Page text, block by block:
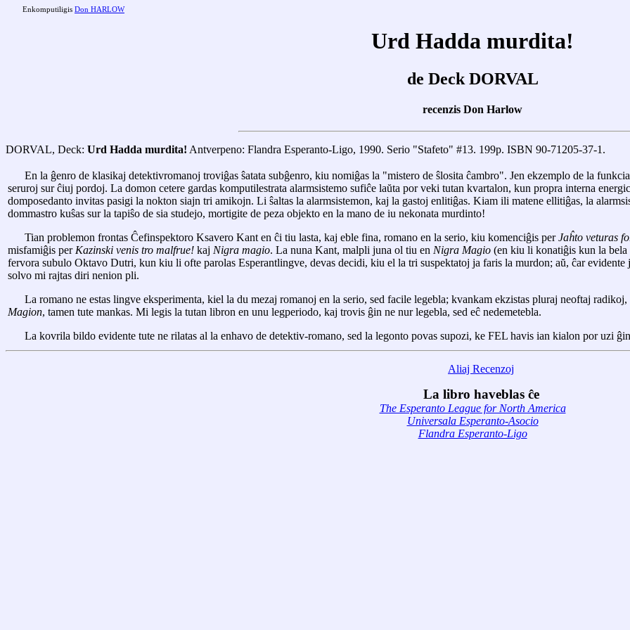
Enkomputiligis Don HARLOW
Urd Hadda murdita!
de Deck DORVAL
recenzis Don Harlow
DORVAL, Deck: Urd Hadda murdita! Antverpeno: Flandra Esperanto-Ligo, 1990. Serio "Stafeto" #13. 199p. ISBN 90-71205-37-1.
En la ĝenro de klasikaj detektivromanoj troviĝas ŝatata subĝenro, kiu nomiĝas la "mistero de ŝlosita ĉambro". Jen ekzemplo de la
seruroj sur ĉiuj pordoj. La domon cetere gardas komputilestrata alarmsistemo sufiĉe laŭta por veki tutan kvartalon, kun propra interna
domposedanto invitas pasigi la nokton siajn tri amikojn. Li ŝaltas la alarmsistemon, kaj la gastoj enlitiĝas. Kiam ili matene ellitiĝas, la
dommastro kuŝas sur la tapiŝo de sia studejo, mortigite de peza objekto en la mano de iu nekonata murdinto!
Tian problemon frontas Ĉefinspektoro Ksavero Kant en ĉi tiu lasta, kaj eble fina, romano en la serio, kiu komenciĝis perJaĥto veturas
misfamiĝis perKazinski venis tro malfrue! kaj Nigra magio. La nuna Kant, malpli juna ol tiu en Nigra Magio (en kiu li konatiĝis kun la
fervora subulo Oktavo Dutri, kun kiu li ofte parolas Esperantlingve, devas decidi, kiu el la tri suspektatoj ja faris la murdon; aŭ, ĉar
solvo mi rajtas diri nenion pli.
La romano ne estas lingve eksperimenta, kiel la du mezaj romanoj en la serio, sed facile legebla; kvankam ekzistas pluraj neoftaj
Magion, tamen tute mankas. Mi legis la tutan libron en unu legperiodo, kaj trovis ĝin ne nur legebla, sed eĉ nedemetebla.
La kovrila bildo evidente tute ne rilatas al la enhavo de detektiv-romano, sed la legonto povas supozi, ke FEL havis ian kialon por uzi
Aliaj Recenzoj
La libro haveblas ĉe
The Esperanto League for North America
Universala Esperanto-Asocio
Flandra Esperanto-Ligo